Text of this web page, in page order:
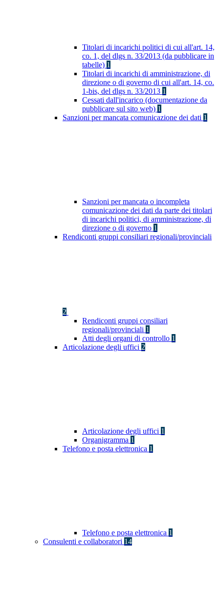
Titolari di incarichi politici di cui all'art. 14,
co. 1, del dlgs n. 33/2013 (da pubblicare in
tabelle) 1
Titolari di incarichi di amministrazione, di
direzione o di governo di cui all'art. 14, co.
1-bis, del dlgs n. 33/2013 1
Cessati dall'incarico (documentazione da
pubblicare sul sito web) 1
Sanzioni per mancata comunicazione dei dati 1
Sanzioni per mancata o incompleta
comunicazione dei dati da parte dei titolari
di incarichi politici, di amministrazione, di
direzione o di governo 1
Rendiconti gruppi consiliari regionali/provinciali
2
Rendiconti gruppi consiliari
regionali/provinciali 1
Atti degli organi di controllo 1
Articolazione degli uffici 2
Articolazione degli uffici 1
Organigramma 1
Telefono e posta elettronica 1
Telefono e posta elettronica 1
Consulenti e collaboratori 14